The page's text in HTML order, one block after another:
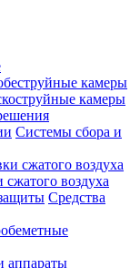
камеры
камеры
Системы сбора и
воздуха
Средства